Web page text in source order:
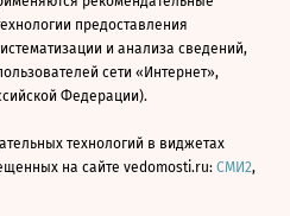
предоставления
и анализа сведений,
сети «Интернет»,
Федерации).
технологий в виджетах
на сайте vedomosti.ru: СМИ2,